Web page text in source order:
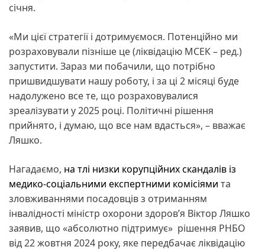
січня.
«Ми цієї стратегії і дотримуємося. Потенційно ми
розраховували пізніше це (ліквідацію МСЕК – ред.)
запустити. Зараз ми побачили, що потрібно
пришвидшувати нашу роботу, і за ці 2 місяці буде
надолужено все те, що розраховувалися
зреалізувати у 2025 році. Політичні рішення
прийнято, і думаю, що все нам вдасться», – вважає
Ляшко.
Нагадаємо, на тлі низки корупційних скандалів із
медико-соціальними експертними комісіями та
зловживаннями посадовців з отриманням
інвалідності міністр охорони здоровʼя Віктор Ляшко
заявив, що «абсолютно підтримує» рішення РНБО
від 22 жовтня 2024 року, яке передбачає ліквідацію